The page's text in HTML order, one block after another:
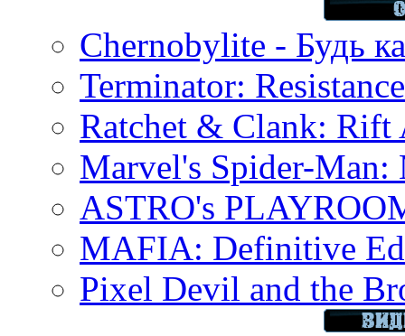
Chernobylite - Будь
Terminator:
Ratchet & Clank: Rift
Marvel's Spider-Man:
ASTRO's
MAFIA: Definitive
Pixel Devil and the